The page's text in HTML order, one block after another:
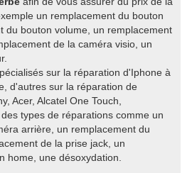
un remplacement du bouton
du bouton volume, un remplacement
de la caméra visio, un
sur la réparation d'Iphone à
d'autres sur la réparation de
Acer, Alcatel One Touch,
types de réparations comme un
arrière, un remplacement du
de la prise jack, un
home, une désoxydation.